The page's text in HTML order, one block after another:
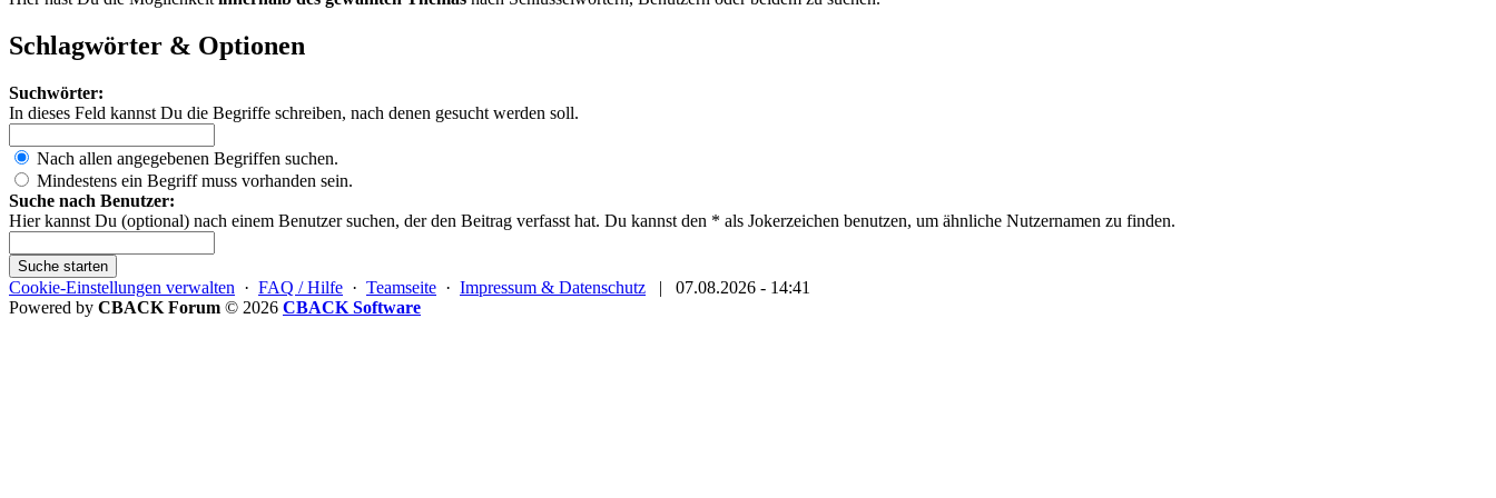
Schlagwörter & Optionen
Suchwörter:
In dieses Feld kannst Du die Begriffe schreiben, nach denen gesucht werden soll.
Nach allen angegebenen Begriffen suchen.
Mindestens ein Begriff muss vorhanden sein.
Suche nach Benutzer:
Hier kannst Du (optional) nach einem Benutzer suchen, der den Beitrag verfasst hat. Du kannst den * als Jokerzeichen benutzen, um ähnliche Nutzernamen zu finden.
Suche starten
Cookie-Einstellungen verwalten · FAQ / Hilfe · Teamseite · Impressum & Datenschutz |
07.08.2026 - 14:41
Powered by CBACK Forum © 2026 CBACK Software